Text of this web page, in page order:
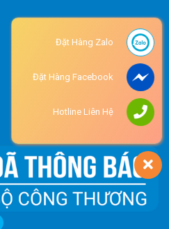
Đặt Hàng Zalo
Đặt Hàng Facebook
Hotline Liên Hệ